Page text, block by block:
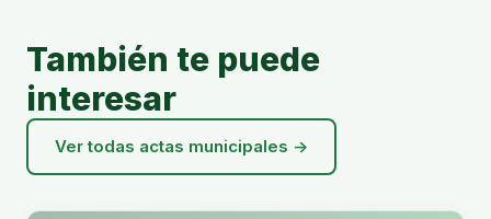
También te puede
interesar
Ver todas actas municipales →